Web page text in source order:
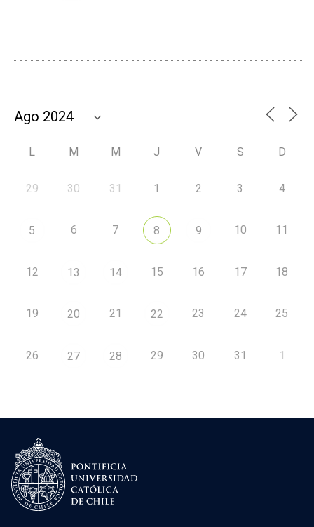
L M M J V S D
29 30 31 1 2 3 4
5 6 7 8 9 10 11
12 13 14 15 16 17 18
19 20 21 22 23 24 25
26 27 28 29 30 31 1